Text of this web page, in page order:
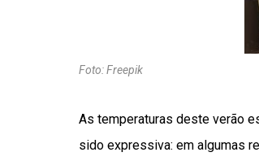
Foto: Freepik
As temperaturas deste verão
sido expressiva: em algumas